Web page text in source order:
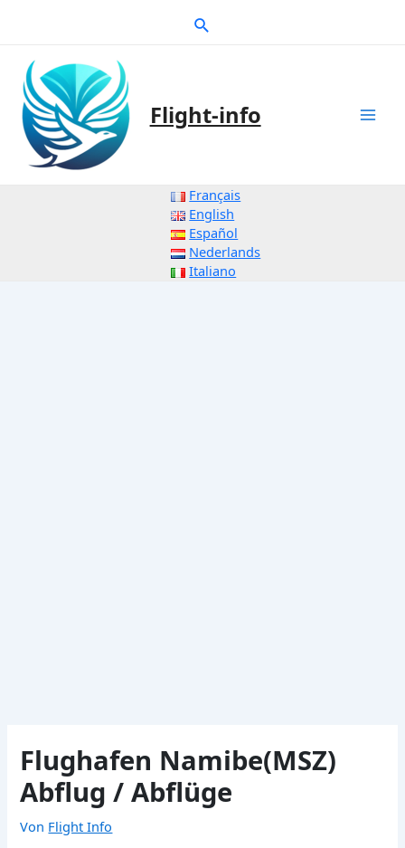
Suche
Flight-info
Français
English
Español
Nederlands
Italiano
Flughafen Namibe(MSZ)
Abflug / Abflüge
Von Flight Info